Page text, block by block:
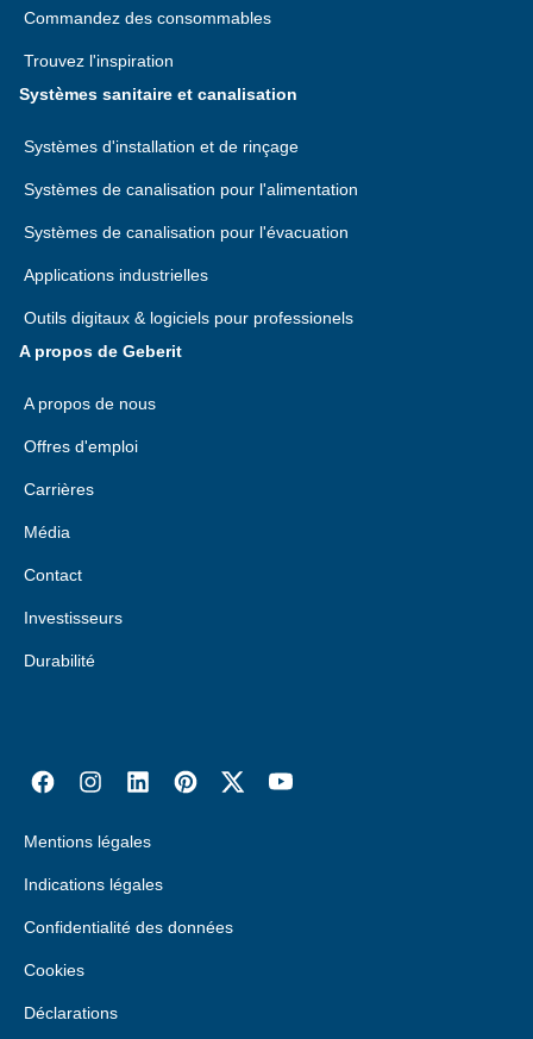
Commandez des consommables
Trouvez l'inspiration
Systèmes sanitaire et canalisation
Systèmes d'installation et de rinçage
Systèmes de canalisation pour l'alimentation
Systèmes de canalisation pour l'évacuation
Applications industrielles
Outils digitaux & logiciels pour professionels
A propos de Geberit
A propos de nous
Offres d'emploi
Carrières
Média
Contact
Investisseurs
Durabilité
Mentions légales
Indications légales
Confidentialité des données
Cookies
Déclarations